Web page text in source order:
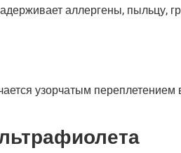
аллергены, пыльцу,
узорчатым переплетением